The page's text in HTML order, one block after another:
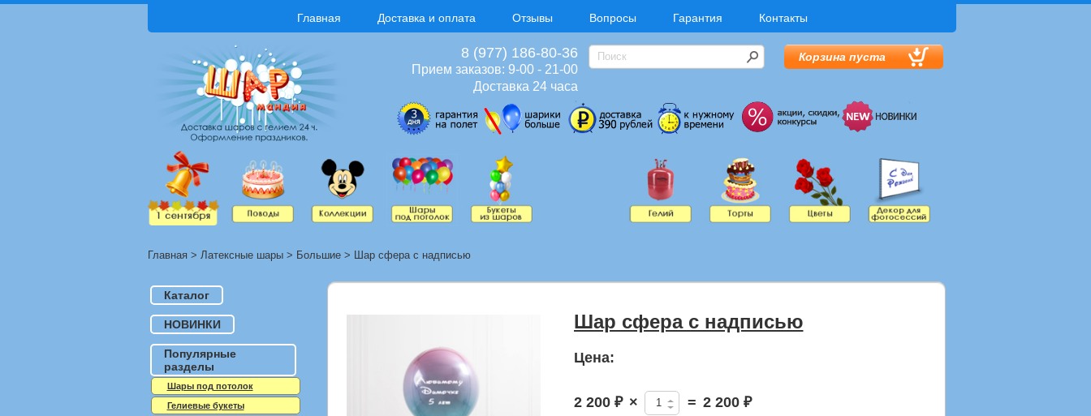
Главная Доставка и оплата Отзывы Вопросы Гарантия Контакты
8 (977) 186-80-36
Прием заказов: 9-00 - 21-00
Доставка 24 часа
Корзина пуста
Главная > Латексные шары > Большие > Шар сфера с надписью
Шар сфера с надписью
Цена:
2 200 ₽ × = 2 200 ₽
Каталог
НОВИНКИ
Популярные
разделы
Шары под потолок
Гелиевые букеты